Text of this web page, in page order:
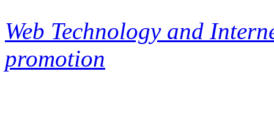
Web Technology and
promotion